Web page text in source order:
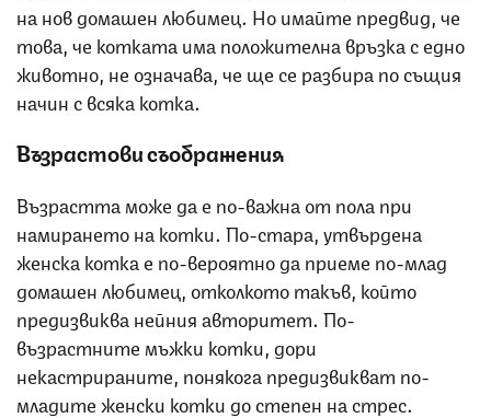
на нов домашен любимец. Но имайте предвид, че
това, че котката има положителна връзка с едно
животно, не означава, че ще се разбира по същия
начин с всяка котка.
Възрастови съображения
Възрастта може да е по-важна от пола при
намирането на котки. По-стара, утвърдена
женска котка е по-вероятно да приеме по-млад
домашен любимец, отколкото такъв, който
предизвиква нейния авторитет. По-
възрастните мъжки котки, дори
некастрираните, понякога предизвикват по-
младите женски котки до степен на стрес.